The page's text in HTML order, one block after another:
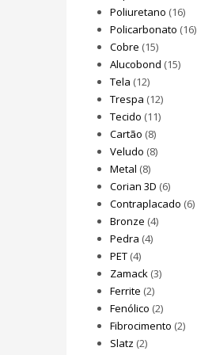
Poliuretano (16)
Policarbonato (16)
Cobre (15)
Alucobond (15)
Tela (12)
Trespa (12)
Tecido (11)
Cartão (8)
Veludo (8)
Metal (8)
Corian 3D (6)
Contraplacado (6)
Bronze (4)
Pedra (4)
PET(4)
Zamack(3)
Ferrite (2)
Fenólico (2)
Fibrocimento (2)
Slatz (2)